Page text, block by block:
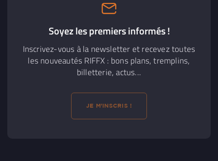
Soyez les premiers informés !
Inscrivez-vous à la newsletter et recevez toutes
les nouveautés RIFFX : bons plans, tremplins,
billetterie, actus...
JE M'INSCRIS !